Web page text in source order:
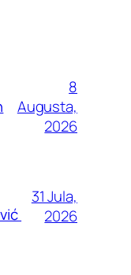
8
Augusta,
2026
31 Jula,
2026